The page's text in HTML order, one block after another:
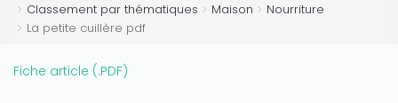
Classement par thématiques
Maison
Nourriture
La petite cuillère pdf
Fiche article (.PDF)